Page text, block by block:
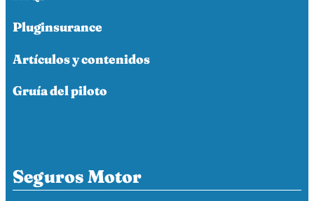
Pluginsurance
Artículos y contenidos
Gruía del piloto
Seguros Motor